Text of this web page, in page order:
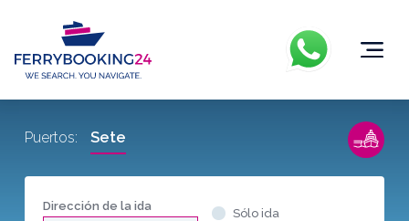
Dirección de la ida
Sólo ida
Puertos: Sete